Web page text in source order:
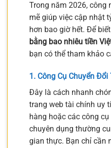
Trong năm 2026, công
mẽ giúp việc cập nhật
hơn bao giờ hết. Để
bằng bao nhiêu tiền
bạn có thể tham khảo
1. Công Cụ Chuyển
Đây là cách nhanh
trang web tài chính uy
hàng hoặc các công
chuyên dụng thường
gian thực. Bạn chỉ cần